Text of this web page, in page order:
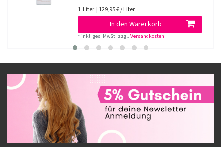
1 Liter | 129,95 € / Liter
In den Warenkorb
* inkl. ges. MwSt. zzgl.Versandkosten